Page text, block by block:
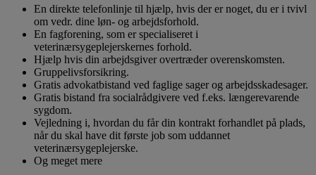
En direkte telefonlinje til hjælp, hvis der er noget, du er i tvivl
om vedr. dine løn- og arbejdsforhold.
En fagforening, som er specialiseret i
veterinærsygeplejerskernes forhold.
Hjælp hvis din arbejdsgiver overtræder overenskomsten.
Gruppelivsforsikring.
Gratis advokatbistand ved faglige sager og arbejdsskadesager.
Gratis bistand fra socialrådgivere ved f.eks. længerevarende
sygdom.
Vejledning i, hvordan du får din kontrakt forhandlet på plads,
når du skal have dit første job som uddannet
veterinærsygeplejerske.
Og meget mere